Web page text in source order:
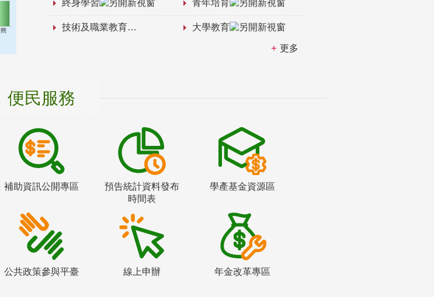
終身學習 青年培育
技術及職業教育 大學教育
更多
便民服務
補助資訊公開專區
預告統計資料發布
時間表
學產基金資源區
公共政策參與平臺 線上申辦 年金改革專區